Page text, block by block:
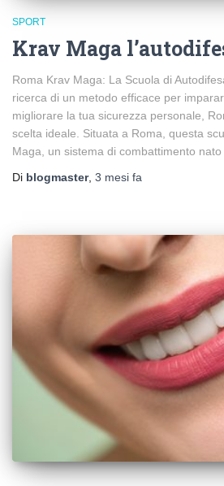
SPORT
Krav Maga
Roma Krav Maga: La Scuola di
ricerca di un metodo efficace per
migliorare la tua sicurezza personale,
scelta ideale. Situata a Roma, questa
Maga, un sistema di combattimento
Di blogmaster, 3 mesi fa